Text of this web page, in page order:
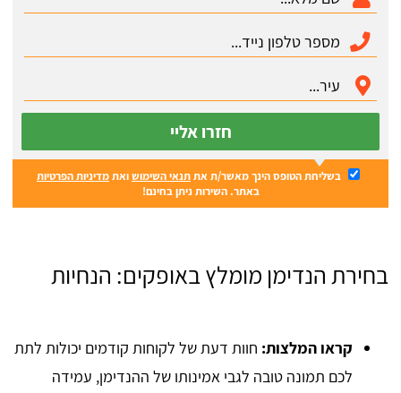
חזרו אליי
בשליחת הטופס הינך מאשר/ת אתתנאי השימושואתמדיניות הפרטיות
באתר. השירות ניתן בחינם!
בחירת הנדימן מומלץ באופקים: הנחיות
קראו המלצות: חוות דעת של לקוחות קודמים יכולות לתת
לכם תמונה טובה לגבי אמינותו של ההנדימן, עמידה